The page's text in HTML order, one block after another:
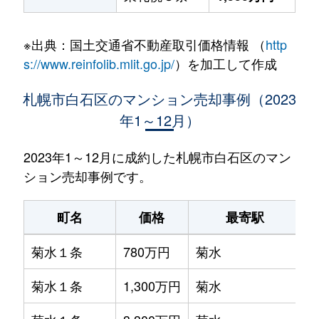
※出典：国土交通省不動産取引価格情報 （http
s://www.reinfolib.mlit.go.jp/）を加工して作成
札幌市白石区のマンション売却事例（2023
年1～12月）
2023年1～12月に成約した札幌市白石区のマン
ション売却事例です。
町名 価格 最寄駅
菊水１条
780万円 菊水
菊水１条
1,300万円 菊水